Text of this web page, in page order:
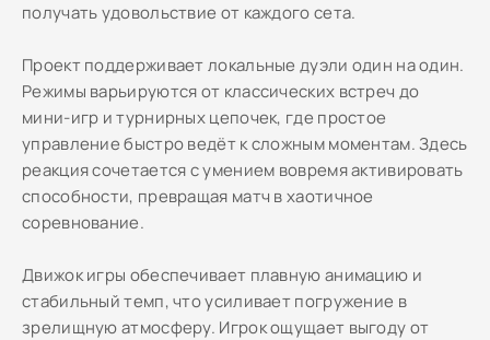
получать удовольствие от каждого сета.
Проект поддерживает локальные дуэли один на один.
Режимы варьируются от классических встреч до
мини-игр и турнирных цепочек, где простое
управление быстро ведёт к сложным моментам. Здесь
реакция сочетается с умением вовремя активировать
способности, превращая матч в хаотичное
соревнование.
Движок игры обеспечивает плавную анимацию и
стабильный темп, что усиливает погружение в
зрелищную атмосферу. Игрок ощущает выгоду от